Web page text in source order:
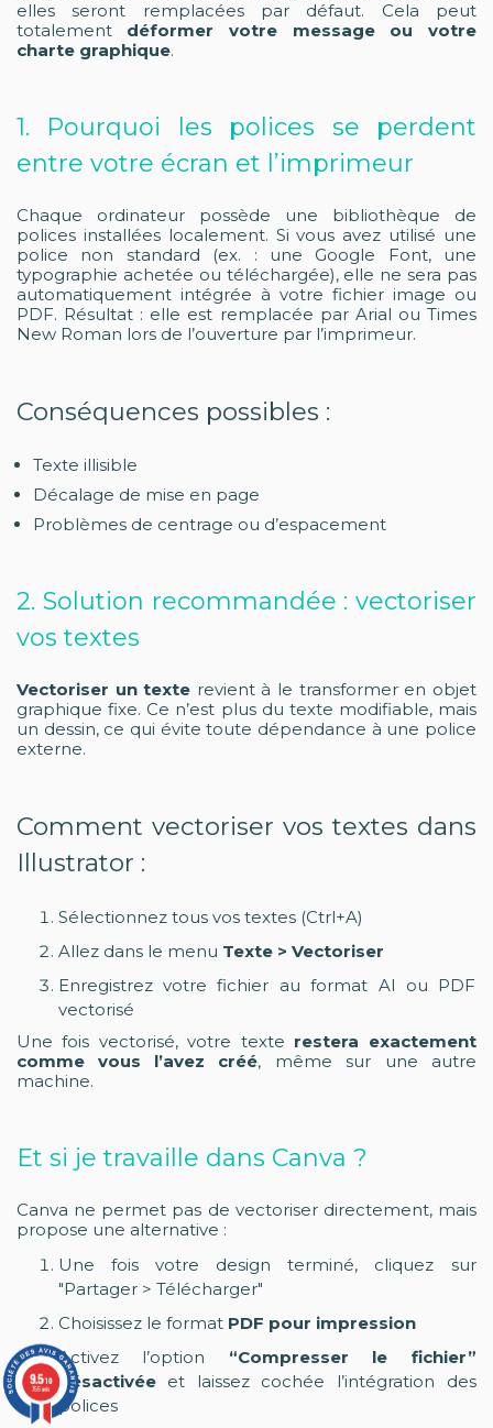
elles seront remplacées par défaut. Cela peut
totalement déformer votre message ou votre
charte graphique.
1. Pourquoi les polices se perdent
entre votre écran et l’imprimeur
Chaque ordinateur possède une bibliothèque de
polices installées localement. Si vous avez utilisé une
police non standard (ex. : une Google Font, une
typographie achetée ou téléchargée), elle ne sera pas
automatiquement intégrée à votre fichier image ou
PDF. Résultat : elle est remplacée par Arial ou Times
New Roman lors de l’ouverture par l’imprimeur.
Conséquences possibles :
Texte illisible
Décalage de mise en page
Problèmes de centrage ou d’espacement
2. Solution recommandée : vectoriser
vos textes
Vectoriser un texte revient à le transformer en objet
graphique fixe. Ce n’est plus du texte modifiable, mais
un dessin, ce qui évite toute dépendance à une police
externe.
Comment vectoriser vos textes dans
Illustrator :
Sélectionnez tous vos textes (Ctrl+A)
Allez dans le menu Texte > Vectoriser
Enregistrez votre fichier au format AI ou PDF
vectorisé
Une fois vectorisé, votre texte restera exactement
comme vous l’avez créé, même sur une autre
machine.
Et si je travaille dans Canva ?
Canva ne permet pas de vectoriser directement, mais
propose une alternative :
Une fois votre design terminé, cliquez sur
"Partager > Télécharger"
Choisissez le format PDF pour impression
Activez l’option “Compresser le fichier”
désactivéeet laissez cochée l’intégration des
polices
9.5/10
755 avis